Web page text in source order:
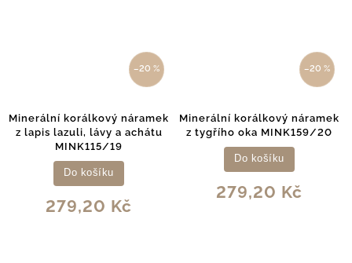
–20 %
Minerální korálkový náramek
z lapis lazuli, lávy a achátu
MINK115/19
279,20 Kč
Do košíku
–20 %
Minerální korálkový náramek
z tygřího oka MINK159/20
279,20 Kč
Do košíku